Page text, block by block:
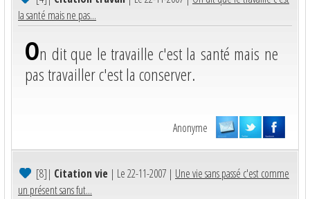
la santé mais ne pas...
On dit que le travaille c'est la santé mais ne
pas travailler c'est la conserver.
Anonyme
[8]| Citation vie | Le 22-11-2007 | Une vie sans passé c'est comme
un présent sans fut...